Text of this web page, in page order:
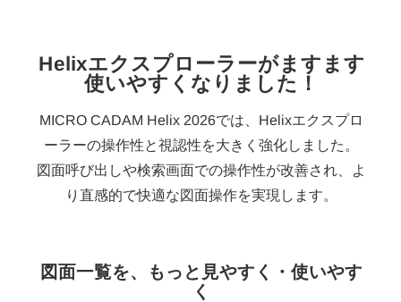
Helixエクスプローラーがますます
使いやすくなりました！
MICRO CADAM Helix 2026では、Helixエクスプロ
ーラーの操作性と視認性を大きく強化しました。
図面呼び出しや検索画面での操作性が改善され、よ
り直感的で快適な図面操作を実現します。
図面一覧を、もっと見やすく・使いやす
く